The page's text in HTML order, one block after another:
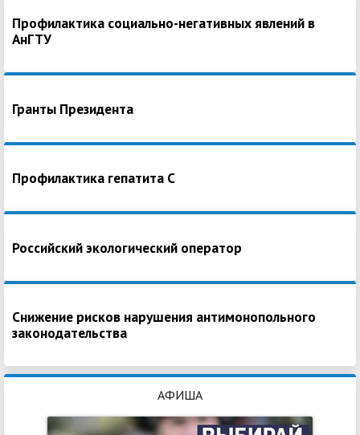
Профилактика социально-негативных явлений в
АнГТУ
Гранты Президента
Профилактика гепатита С
Российский экологический оператор
Снижение рисков нарушения антимонопольного
законодательства
АФИША